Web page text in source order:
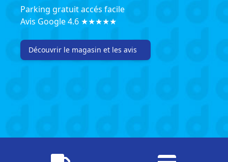
Parking gratuit accés facile
Avis Google 4.6 ★★★★★
Découvrir le magasin et les avis